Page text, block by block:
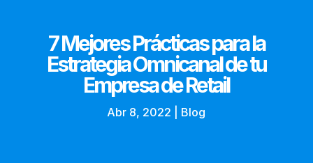
7 Mejores Prácticas para la
Estrategia Omnicanal de tu
Empresa de Retail
Abr 8, 2022 Blog